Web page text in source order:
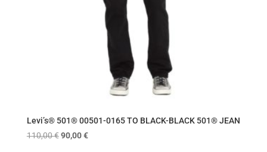
Levi’s® 501® 00501-0165 ΤΟ BLACK-BLACK 501® JEAN
110,00€ Original
90,00€Η